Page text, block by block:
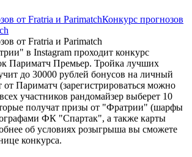
Конкурс прогнозов
в Instagram проходит конкурс
Париматч Премьер. Тройка лучших
до 30000 рублей бонусов на личный
от Париматч (зарегистрироваться можно
участников рандомайзер выберет 10
получат призы от "Фратрии" (шарфы
ФК "Спартак", а также карты
об условиях розыгрыша вы сможете
конкурса.